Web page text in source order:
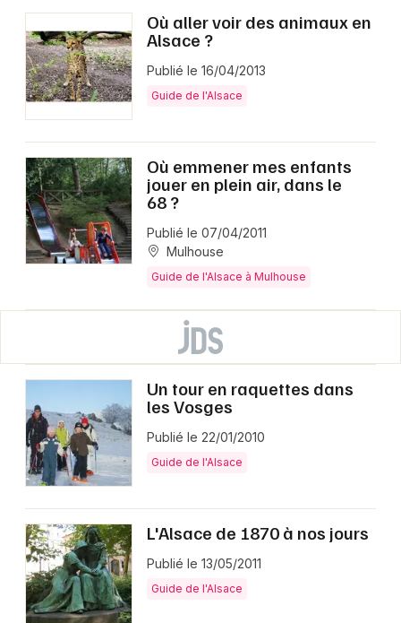
Où aller voir des animaux en
Alsace ?
Publié le 16/04/2013
Guide de l'Alsace
Où emmener mes enfants
jouer en plein air, dans le
68 ?
Publié le 07/04/2011
Mulhouse
Guide de l'Alsace à Mulhouse
Un tour en raquettes dans
les Vosges
Publié le 22/01/2010
Guide de l'Alsace
L'Alsace de 1870 à nos jours
Publié le 13/05/2011
Guide de l'Alsace